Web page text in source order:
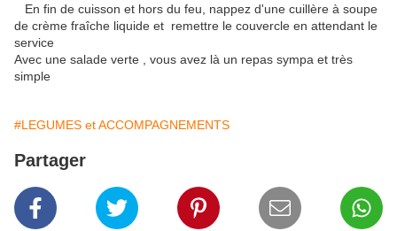
En fin de cuisson et hors du feu, nappez d'une cuillère à soupe
de crème fraîche liquide et remettre le couvercle en attendant le
service
Avec une salade verte , vous avez là un repas sympa et très
simple
#LEGUMES et ACCOMPAGNEMENTS
Partager